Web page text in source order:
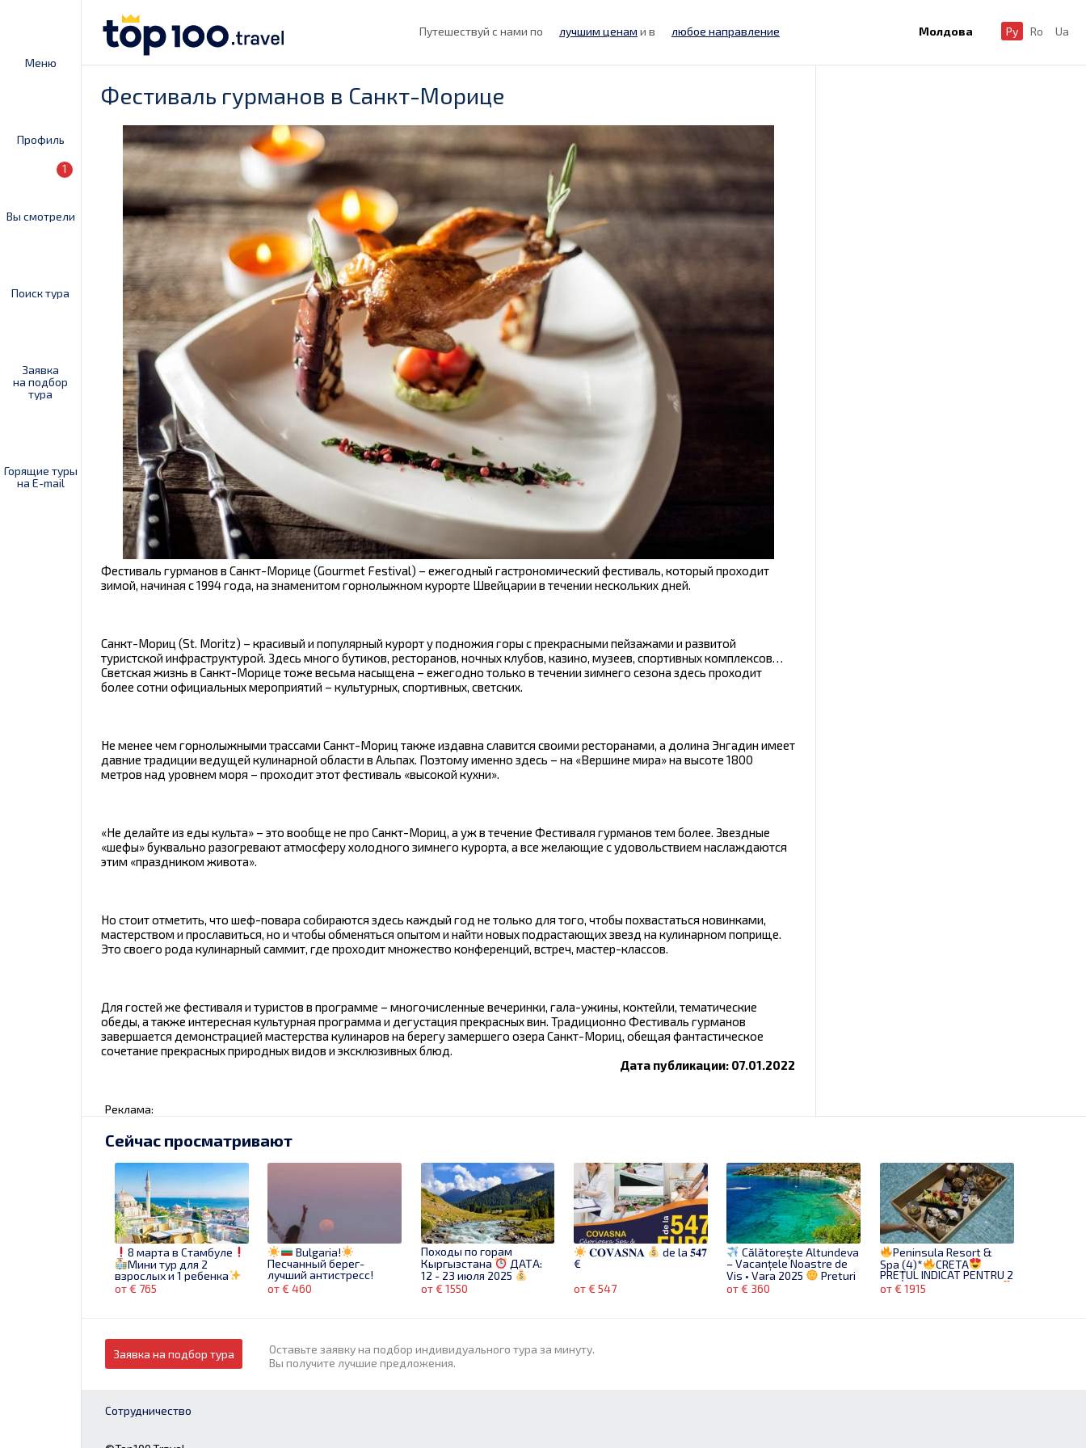
Меню
Профиль
Вы смотрели
1
Поиск тура
Заявка
на подбор
тура
Горящие туры
на E-mail
Путешествуй с нами по лучшим ценам и в любое направление Молдова Ру Ro Ua
Фестиваль гурманов в Санкт-Морице
Фестиваль гурманов в Санкт-Морице (Gourmet Festival) – ежегодный гастрономический фестиваль, который проходит
зимой, начиная с 1994 года, на знаменитом горнолыжном курорте Швейцарии в течении нескольких дней.
Санкт-Мориц (St. Moritz) – красивый и популярный курорт у подножия горы с прекрасными пейзажами и развитой
туристской инфраструктурой. Здесь много бутиков, ресторанов, ночных клубов, казино, музеев, спортивных комплексов…
Светская жизнь в Санкт-Морице тоже весьма насыщена – ежегодно только в течении зимнего сезона здесь проходит
более сотни официальных мероприятий – культурных, спортивных, светских.
Не менее чем горнолыжными трассами Санкт-Мориц также издавна славится своими ресторанами, а долина Энгадин имеет
давние традиции ведущей кулинарной области в Альпах. Поэтому именно здесь – на «Вершине мира» на высоте 1800
метров над уровнем моря – проходит этот фестиваль «высокой кухни».
«Не делайте из еды культа» – это вообще не про Санкт-Мориц, а уж в течение Фестиваля гурманов тем более. Звездные
«шефы» буквально разогревают атмосферу холодного зимнего курорта, а все желающие с удовольствием наслаждаются
этим «праздником живота».
Но стоит отметить, что шеф-повара собираются здесь каждый год не только для того, чтобы похвастаться новинками,
мастерством и прославиться, но и чтобы обменяться опытом и найти новых подрастающих звезд на кулинарном поприще.
Это своего рода кулинарный саммит, где проходит множество конференций, встреч, мастер-классов.
Для гостей же фестиваля и туристов в программе – многочисленные вечеринки, гала-ужины, коктейли, тематические
обеды, а также интересная культурная программа и дегустация прекрасных вин. Традиционно Фестиваль гурманов
завершается демонстрацией мастерства кулинаров на берегу замершего озера Санкт-Мориц, обещая фантастическое
сочетание прекрасных природных видов и эксклюзивных блюд.
Дата публикации: 07.01.2022
Реклама:
Сейчас просматривают
8 марта в Стамбуле
Мини тур для 2
взрослых и 1 ребенка
Звони сейчас!
от € 765
Bulgaria!
Песчанный берег-
лучший антистресс!
Едем на машине!
09.06! 9 ночей!
от € 460
Походы по горам
Кыргызстана
ДАТА:
12 - 23 июля 2025
СТОИМОСТЬ: 1550 евро
от € 1550
𝐂𝐎𝐕𝐀𝐒𝐍𝐀
de la 𝟓𝟒𝟕
€
от € 547
Călătorește Altundeva
– Vacanțele Noastre de
Vis • Vara 2025
Preturi
de la 360 euro
от € 360
Peninsula Resort &
Spa (4)*
CRETA
PREȚUL INDICAT PENTRU 2
ADULȚI CU ZBOR INCLUS
от € 1915
Sharm, 04.04
Заявка на подбор тура
Оставьте заявку на подбор индивидуального тура за минуту.
Вы получите лучшие предложения.
Сотрудничество